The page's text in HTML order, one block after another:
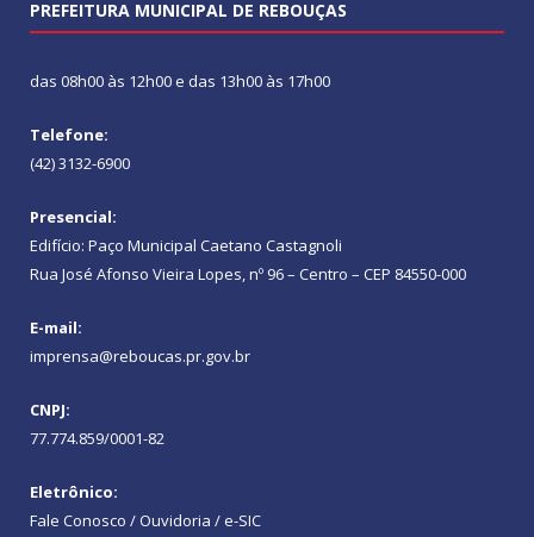
PREFEITURA MUNICIPAL DE REBOUÇAS
das 08h00 às 12h00 e das 13h00 às 17h00
Telefone:
(42) 3132-6900
Presencial:
Edifício: Paço Municipal Caetano Castagnoli
Rua José Afonso Vieira Lopes, nº 96 – Centro – CEP 84550-000
E-mail:
imprensa@reboucas.pr.gov.br
CNPJ:
77.774.859/0001-82
Eletrônico:
Fale Conosco / Ouvidoria / e-SIC